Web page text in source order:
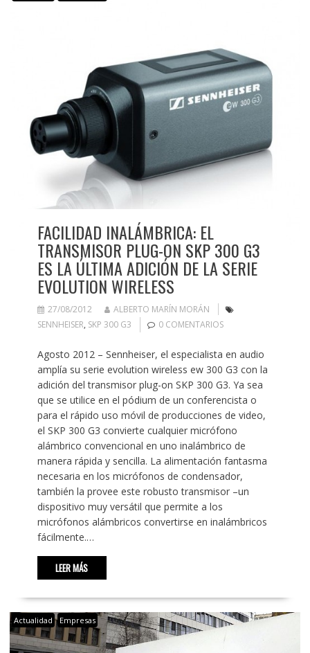
FACILIDAD INALÁMBRICA: EL
TRANSMISOR PLUG-ON SKP 300 G3
ES LA ÚLTIMA ADICIÓN DE LA SERIE
EVOLUTION WIRELESS
27/08/2012
ALBERTO MARÍN MORÁN
SENNHEISER, SKP 300 G3 0 COMENTARIOS
Agosto 2012 – Sennheiser, el especialista en audio
amplía su serie evolution wireless ew 300 G3 con la
adición del transmisor plug-on SKP 300 G3. Ya sea
que se utilice en el pódium de un conferencista o
para el rápido uso móvil de producciones de video,
el SKP 300 G3 convierte cualquier micrófono
alámbrico convencional en uno inalámbrico de
manera rápida y sencilla. La alimentación fantasma
necesaria en los micrófonos de condensador,
también la provee este robusto transmisor –un
dispositivo muy versátil que permite a los
micrófonos alámbricos convertirse en inalámbricos
fácilmente.…
LEER MÁS
Actualidad Empresas